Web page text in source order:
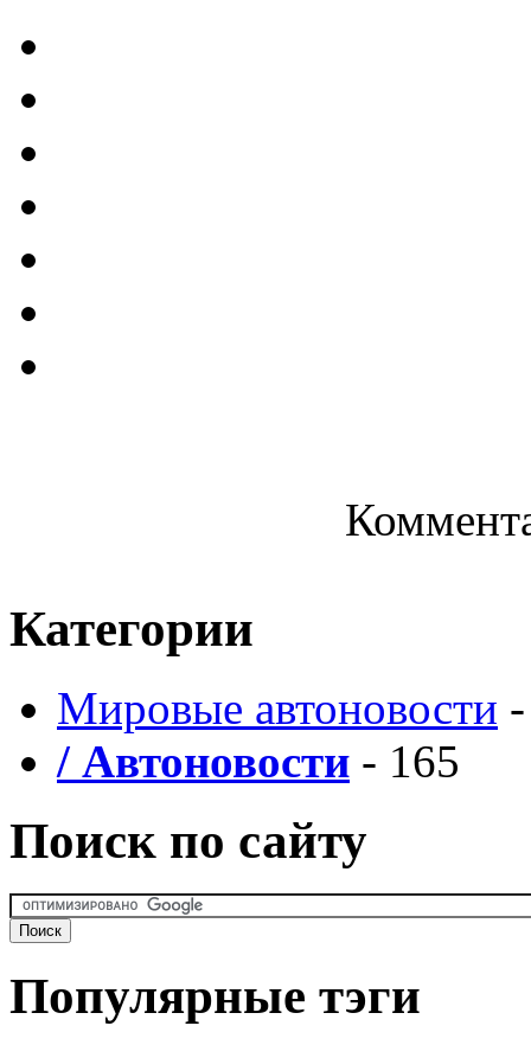
Категории
Мировые автоновости
/ Автоновости - 165
Поиск по сайту
Популярные тэги